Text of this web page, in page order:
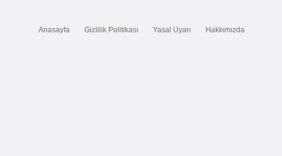
Anasayfa Gizlilik Politikası Yasal Uyarı Hakkımızda